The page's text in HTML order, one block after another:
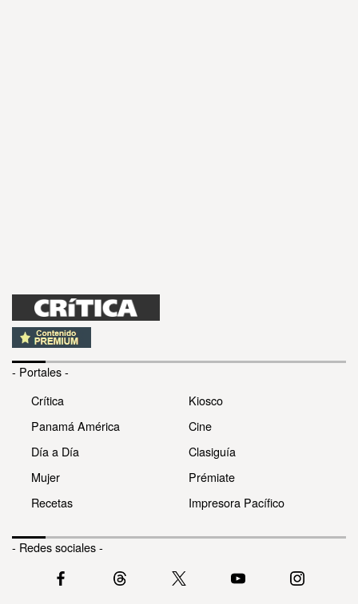
- Portales -
Crítica
Panamá América
Día a Día
Mujer
Recetas
Kiosco
Cine
Clasiguía
Prémiate
Impresora Pacífico
- Redes sociales -